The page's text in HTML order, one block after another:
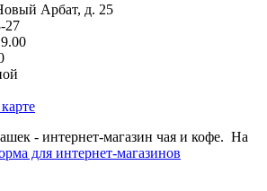
Арбат, д. 25
27
- интернет-магазин чая и кофе. На
для интернет-магазинов